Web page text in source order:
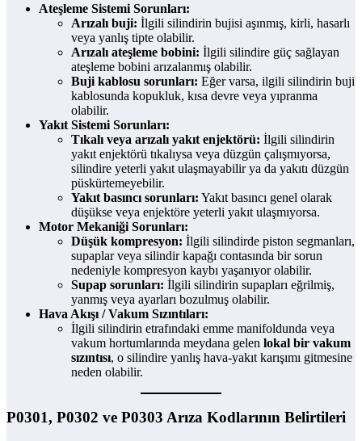
Ateşleme Sistemi Sorunları:
Arızalı buji: İlgili silindirin bujisi aşınmış, kirli, hasarlı
veya yanlış tipte olabilir.
Arızalı ateşleme bobini: İlgili silindire güç sağlayan
ateşleme bobini arızalanmış olabilir.
Buji kablosu sorunları: Eğer varsa, ilgili silindirin buji
kablosunda kopukluk, kısa devre veya yıpranma
olabilir.
Yakıt Sistemi Sorunları:
Tıkalı veya arızalı yakıt enjektörü: İlgili silindirin
yakıt enjektörü tıkalıysa veya düzgün çalışmıyorsa,
silindire yeterli yakıt ulaşmayabilir ya da yakıtı düzgün
püskürtemeyebilir.
Yakıt basıncı sorunları: Yakıt basıncı genel olarak
düşükse veya enjektöre yeterli yakıt ulaşmıyorsa.
Motor Mekaniği Sorunları:
Düşük kompresyon: İlgili silindirde piston segmanları,
supaplar veya silindir kapağı contasında bir sorun
nedeniyle kompresyon kaybı yaşanıyor olabilir.
Supap sorunları: İlgili silindirin supapları eğrilmiş,
yanmış veya ayarları bozulmuş olabilir.
Hava Akışı / Vakum Sızıntıları:
İlgili silindirin etrafındaki emme manifoldunda veya
vakum hortumlarında meydana gelen lokal bir vakum
sızıntısı, o silindire yanlış hava-yakıt karışımı gitmesine
neden olabilir.
P0301, P0302 ve P0303 Arıza Kodlarının Belirtileri